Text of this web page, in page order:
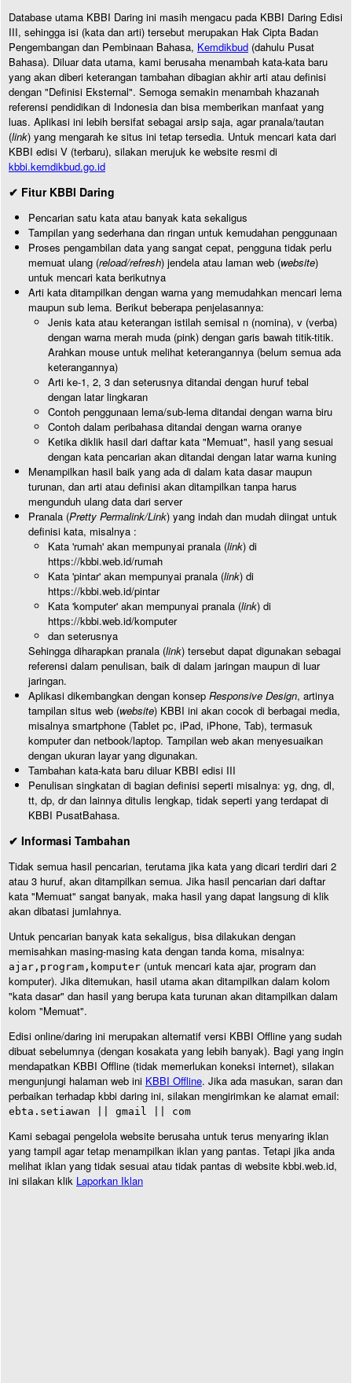
Database utama KBBI Daring ini masih mengacu pada KBBI Daring Edisi
III, sehingga isi (kata dan arti) tersebut merupakan Hak Cipta Badan
Pengembangan dan Pembinaan Bahasa, Kemdikbud (dahulu Pusat
Bahasa). Diluar data utama, kami berusaha menambah kata-kata baru
yang akan diberi keterangan tambahan dibagian akhir arti atau definisi
dengan "Definisi Eksternal". Semoga semakin menambah khazanah
referensi pendidikan di Indonesia dan bisa memberikan manfaat yang
luas. Aplikasi ini lebih bersifat sebagai arsip saja, agar pranala/tautan
(link) yang mengarah ke situs ini tetap tersedia. Untuk mencari kata dari
KBBI edisi V (terbaru), silakan merujuk ke website resmi di
kbbi.kemdikbud.go.id
✔ Fitur KBBI Daring
Pencarian satu kata atau banyak kata sekaligus
Tampilan yang sederhana dan ringan untuk kemudahan penggunaan
Proses pengambilan data yang sangat cepat, pengguna tidak perlu
memuat ulang (reload/refresh) jendela atau laman web (website)
untuk mencari kata berikutnya
Arti kata ditampilkan dengan warna yang memudahkan mencari lema
maupun sub lema. Berikut beberapa penjelasannya:
Jenis kata atau keterangan istilah semisal n (nomina), v (verba)
dengan warna merah muda (pink) dengan garis bawah titik-titik.
Arahkan mouse untuk melihat keterangannya (belum semua ada
keterangannya)
Arti ke-1, 2, 3 dan seterusnya ditandai dengan huruf tebal
dengan latar lingkaran
Contoh penggunaan lema/sub-lema ditandai dengan warna biru
Contoh dalam peribahasa ditandai dengan warna oranye
Ketika diklik hasil dari daftar kata "Memuat", hasil yang sesuai
dengan kata pencarian akan ditandai dengan latar warna kuning
Menampilkan hasil baik yang ada di dalam kata dasar maupun
turunan, dan arti atau definisi akan ditampilkan tanpa harus
mengunduh ulang data dari server
Pranala (Pretty Permalink/Link) yang indah dan mudah diingat untuk
definisi kata, misalnya :
Kata 'rumah' akan mempunyai pranala (link) di
https://kbbi.web.id/rumah
Kata 'pintar' akan mempunyai pranala (link) di
https://kbbi.web.id/pintar
Kata 'komputer' akan mempunyai pranala (link) di
https://kbbi.web.id/komputer
dan seterusnya
Sehingga diharapkan pranala (link) tersebut dapat digunakan sebagai
referensi dalam penulisan, baik di dalam jaringan maupun di luar
jaringan.
Aplikasi dikembangkan dengan konsep Responsive Design, artinya
tampilan situs web (website) KBBI ini akan cocok di berbagai media,
misalnya smartphone (Tablet pc, iPad, iPhone, Tab), termasuk
komputer dan netbook/laptop. Tampilan web akan menyesuaikan
dengan ukuran layar yang digunakan.
Tambahan kata-kata baru diluar KBBI edisi III
Penulisan singkatan di bagian definisi seperti misalnya: yg, dng, dl,
tt, dp, dr dan lainnya ditulis lengkap, tidak seperti yang terdapat di
KBBI PusatBahasa.
✔ Informasi Tambahan
Tidak semua hasil pencarian, terutama jika kata yang dicari terdiri dari 2
atau 3 huruf, akan ditampilkan semua. Jika hasil pencarian dari daftar
kata "Memuat" sangat banyak, maka hasil yang dapat langsung di klik
akan dibatasi jumlahnya.
Untuk pencarian banyak kata sekaligus, bisa dilakukan dengan
memisahkan masing-masing kata dengan tanda koma, misalnya:
ajar,program,komputer (untuk mencari kata ajar, program dan
komputer). Jika ditemukan, hasil utama akan ditampilkan dalam kolom
"kata dasar" dan hasil yang berupa kata turunan akan ditampilkan dalam
kolom "Memuat".
Edisi online/daring ini merupakan alternatif versi KBBI Offline yang sudah
dibuat sebelumnya (dengan kosakata yang lebih banyak). Bagi yang ingin
mendapatkan KBBI Offline (tidak memerlukan koneksi internet), silakan
mengunjungi halaman web ini KBBI Offline. Jika ada masukan, saran dan
perbaikan terhadap kbbi daring ini, silakan mengirimkan ke alamat email:
ebta.setiawan || gmail || com
Kami sebagai pengelola website berusaha untuk terus menyaring iklan
yang tampil agar tetap menampilkan iklan yang pantas. Tetapi jika anda
melihat iklan yang tidak sesuai atau tidak pantas di website kbbi.web.id,
ini silakan klik Laporkan Iklan